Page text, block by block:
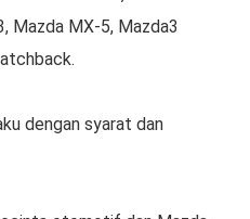
Mazda MX-5, Mazda3
dengan syarat dan